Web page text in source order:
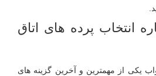
انتخاب پرده های اتاق
یکی از مهمترین و آخرین گزینه های